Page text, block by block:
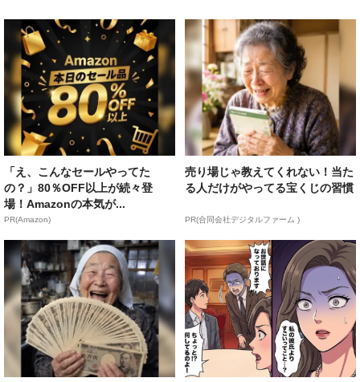
「え、こんなセールやってた
の？」80％OFF以上が続々登
場！Amazonの本気が...
PR(Amazon)
売り場じゃ教えてくれない！当た
る人だけがやってる宝くじの習慣
PR(合同会社デジタルファーム )